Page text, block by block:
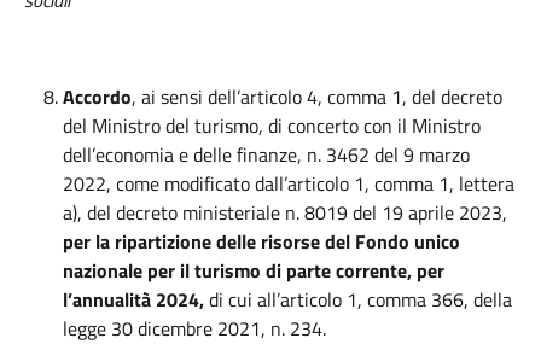
Accordo, ai sensi dell’articolo 4, comma 1, del decreto
del Ministro del turismo, di concerto con il Ministro
dell’economia e delle finanze, n. 3462 del 9 marzo
2022, come modificato dall’articolo 1, comma 1, lettera
a), del decreto ministeriale n. 8019 del 19 aprile 2023,
per la ripartizione delle risorse del Fondo unico
nazionale per il turismo di parte corrente, per
l’annualità 2024,di cui all’articolo 1, comma 366, della
legge 30 dicembre 2021, n. 234.